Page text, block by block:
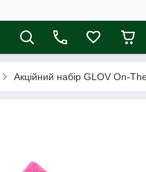
Акційний набір GLOV On-